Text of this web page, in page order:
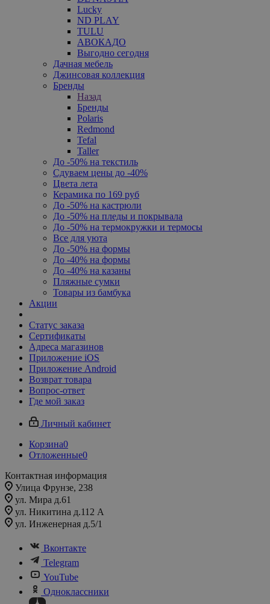
Lucky
ND PLAY
TULU
АВОКАДО
Выгодно сегодня
Дачная мебель
Джинсовая коллекция
Бренды
Назад
Бренды
Polaris
Redmond
Tefal
Taller
До -50% на текстиль
Сдуваем цены до -40%
Цвета лета
Керамика по 169 руб
До -50% на кастрюли
До -50% на пледы и покрывала
До -50% на термокружки и термосы
Все для уюта
До -50% на формы
До -40% на формы
До -40% на казаны
Пляжные сумки
Товары из бамбука
Акции
Статус заказа
Сертификаты
Адреса магазинов
Приложение iOS
Приложение Android
Возврат товара
Вопрос-ответ
Где мой заказ
Личный кабинет
Корзина0
Отложенные0
Контактная информация
Улица Фрунзе, 238​
ул. Мира д.61
ул. Никитина д.112 А
ул. Инженерная д.5/1
Вконтакте
Telegram
YouTube
Одноклассники